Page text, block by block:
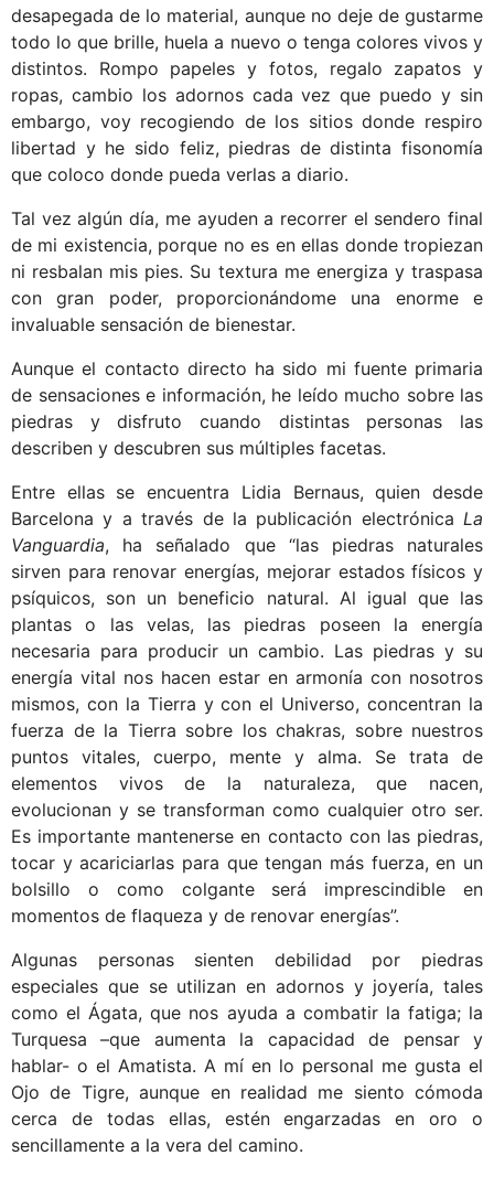
desapegada de lo material, aunque no deje de gustarme
todo lo que brille, huela a nuevo o tenga colores vivos y
distintos. Rompo papeles y fotos, regalo zapatos y
ropas, cambio los adornos cada vez que puedo y sin
embargo, voy recogiendo de los sitios donde respiro
libertad y he sido feliz, piedras de distinta fisonomía
que coloco donde pueda verlas a diario.
Tal vez algún día, me ayuden a recorrer el sendero final
de mi existencia, porque no es en ellas donde tropiezan
ni resbalan mis pies. Su textura me energiza y traspasa
con gran poder, proporcionándome una enorme e
invaluable sensación de bienestar.
Aunque el contacto directo ha sido mi fuente primaria
de sensaciones e información, he leído mucho sobre las
piedras y disfruto cuando distintas personas las
describen y descubren sus múltiples facetas.
Entre ellas se encuentra Lidia Bernaus, quien desde
Barcelona y a través de la publicación electrónica La
Vanguardia, ha señalado que “las piedras naturales
sirven para renovar energías, mejorar estados físicos y
psíquicos, son un beneficio natural. Al igual que las
plantas o las velas, las piedras poseen la energía
necesaria para producir un cambio. Las piedras y su
energía vital nos hacen estar en armonía con nosotros
mismos, con la Tierra y con el Universo, concentran la
fuerza de la Tierra sobre los chakras, sobre nuestros
puntos vitales, cuerpo, mente y alma. Se trata de
elementos vivos de la naturaleza, que nacen,
evolucionan y se transforman como cualquier otro ser.
Es importante mantenerse en contacto con las piedras,
tocar y acariciarlas para que tengan más fuerza, en un
bolsillo o como colgante será imprescindible en
momentos de flaqueza y de renovar energías”.
Algunas personas sienten debilidad por piedras
especiales que se utilizan en adornos y joyería, tales
como el Ágata, que nos ayuda a combatir la fatiga; la
Turquesa –que aumenta la capacidad de pensar y
hablar- o el Amatista. A mí en lo personal me gusta el
Ojo de Tigre, aunque en realidad me siento cómoda
cerca de todas ellas, estén engarzadas en oro o
sencillamente a la vera del camino.